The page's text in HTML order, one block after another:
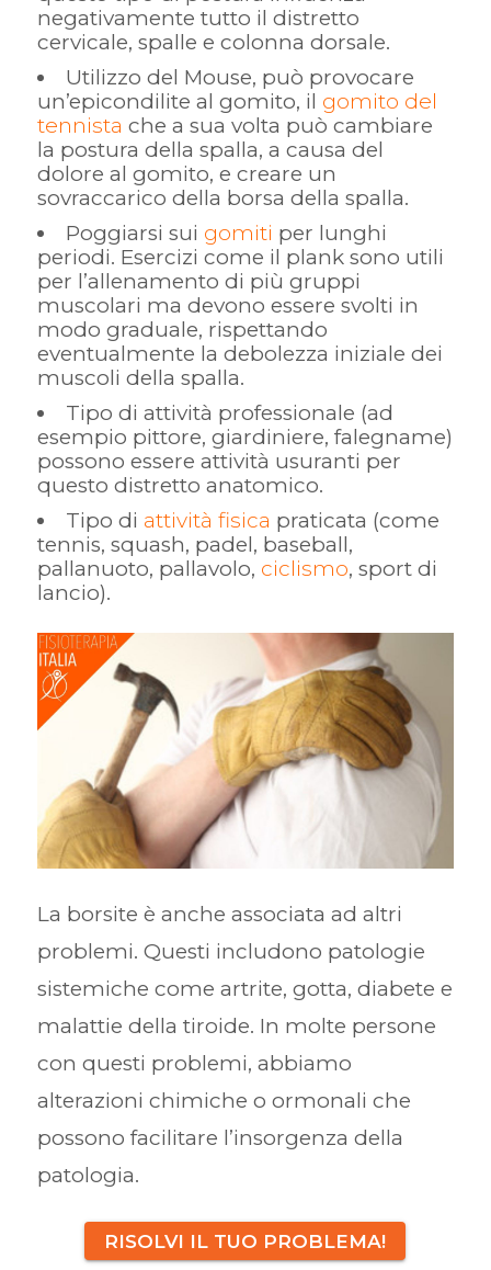
negativamente tutto il distretto
cervicale, spalle e colonna dorsale.
Utilizzo del Mouse, può provocare
un’epicondilite al gomito, il gomito del
tennista che a sua volta può cambiare
la postura della spalla, a causa del
dolore al gomito, e creare un
sovraccarico della borsa della spalla.
Poggiarsi sui gomiti per lunghi
periodi. Esercizi come il plank sono utili
per l’allenamento di più gruppi
muscolari ma devono essere svolti in
modo graduale, rispettando
eventualmente la debolezza iniziale dei
muscoli della spalla.
Tipo di attività professionale (ad
esempio pittore, giardiniere, falegname)
possono essere attività usuranti per
questo distretto anatomico.
Tipo di attività fisica praticata (come
tennis, squash, padel, baseball,
pallanuoto, pallavolo, ciclismo, sport di
lancio).
La borsite è anche associata ad altri
problemi. Questi includono patologie
sistemiche come artrite, gotta, diabete e
malattie della tiroide. In molte persone
con questi problemi, abbiamo
alterazioni chimiche o ormonali che
possono facilitare l’insorgenza della
patologia.
RISOLVI IL TUO PROBLEMA!